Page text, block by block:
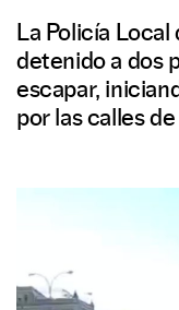
La Policía Local
detenido a dos
escapar,
por las calles